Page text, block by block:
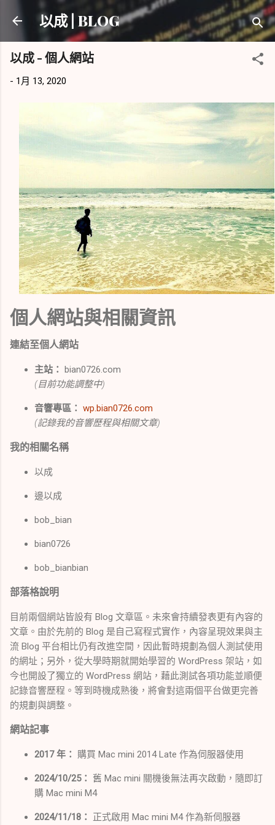
跳到主要內容
以成 | BLOG
以成 - 個人網站
- 1月 13, 2020
個人網站與相關資訊
連結至個人網站
主站： bian0726.com
(目前功能調整中)
音響專區： wp.bian0726.com
(記錄我的音響歷程與相關文章)
我的相關名稱
以成
邊以成
bob_bian
bian0726
bob_bianbian
部落格說明
目前兩個網站皆設有 Blog 文章區。未來會持續發表更有內容的
文章。由於先前的 Blog 是自己寫程式實作，內容呈現效果與主
流 Blog 平台相比仍有改進空間，因此暫時規劃為個人測試使用
的網址；另外，從大學時期就開始學習的 WordPress 架站，如
今也開設了獨立的 WordPress 網站，藉此測試各項功能並順便
記錄音響歷程。等到時機成熟後，將會對這兩個平台做更完善
的規劃與調整。
網站記事
2017 年： 購買 Mac mini 2014 Late 作為伺服器使用
2024/10/25：
舊 Mac mini 關機後無法再次啟動，隨即訂
購 Mac mini M4
2024/11/18： 正式啟用 Mac mini M4 作為新伺服器